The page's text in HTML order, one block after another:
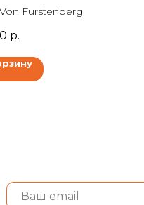
Furstenberg
р.